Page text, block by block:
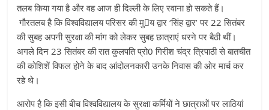
तलब किया गया है और वह आज ही दिल्ली के लिए रवाना हो सकते हैं।
गौरतलब है कि विश्वविद्यालय परिसर की मुय द्वार ‘सिंह द्वार’ पर 22 सितंबर
की सुबह अपनी सुरक्षा की मांग को लेकर सुबह छात्राएं धरने पर बैठी थीं।
अगले दिन 23 सितंबर की रात कुलपति प्रो0 गिरीश चंद्र त्रिपाठी से बातचीत
की कोशिशें विफल होने के बाद आंदोलनकारी उनके निवास की ओर मार्च कर
रहे थे।
आरोप है कि इसी बीच विश्वविद्यालय के सुरक्षा कर्मियों ने छात्राओं पर लाठियां